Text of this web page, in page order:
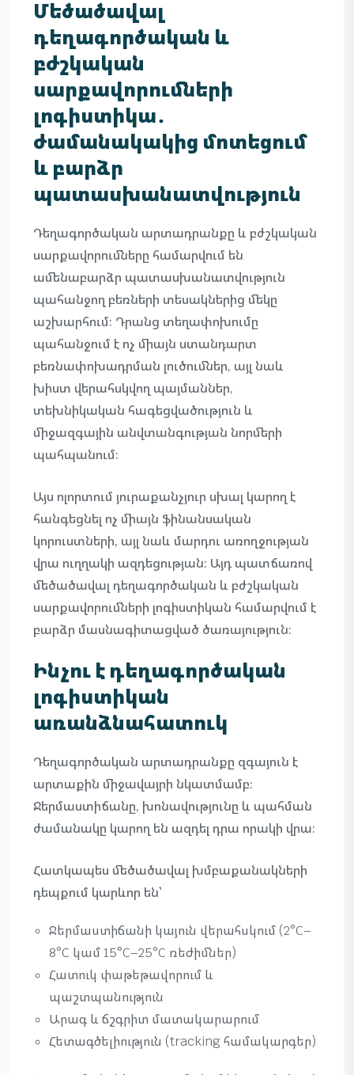
Մեծածավալ
դեղագործական և
բժշկական
սարքավորումների
լոգիստիկա․
ժամանակակից մոտեցում
և բարձր
պատասխանատվություն
Դեղագործական արտադրանքը և բժշկական
սարքավորումները համարվում են
ամենաբարձր պատասխանատվություն
պահանջող բեռների տեսակներից մեկը
աշխարհում։ Դրանց տեղափոխումը
պահանջում է ոչ միայն ստանդարտ
բեռնափոխադրման լուծումներ, այլ նաև
խիստ վերահսկվող պայմաններ,
տեխնիկական հագեցվածություն և
միջազգային անվտանգության նորմերի
պահպանում։
Այս ոլորտում յուրաքանչյուր սխալ կարող է
հանգեցնել ոչ միայն ֆինանսական
կորուստների, այլ նաև մարդու առողջության
վրա ուղղակի ազդեցության։ Այդ պատճառով
մեծածավալ դեղագործական և բժշկական
սարքավորումների լոգիստիկան համարվում է
բարձր մասնագիտացված ծառայություն։
Ինչու է դեղագործական
լոգիստիկան
առանձնահատուկ
Դեղագործական արտադրանքը զգայուն է
արտաքին միջավայրի նկատմամբ։
Ջերմաստիճանը, խոնավությունը և պահման
ժամանակը կարող են ազդել դրա որակի վրա։
Հատկապես մեծածավալ խմբաքանակների
դեպքում կարևոր են՝
Ջերմաստիճանի կայուն վերահսկում (2°C–
8°C կամ 15°C–25°C ռեժիմներ)
Հատուկ փաթեթավորում և
պաշտպանություն
Արագ և ճշգրիտ մատակարարում
Հետագծելիություն (tracking համակարգեր)